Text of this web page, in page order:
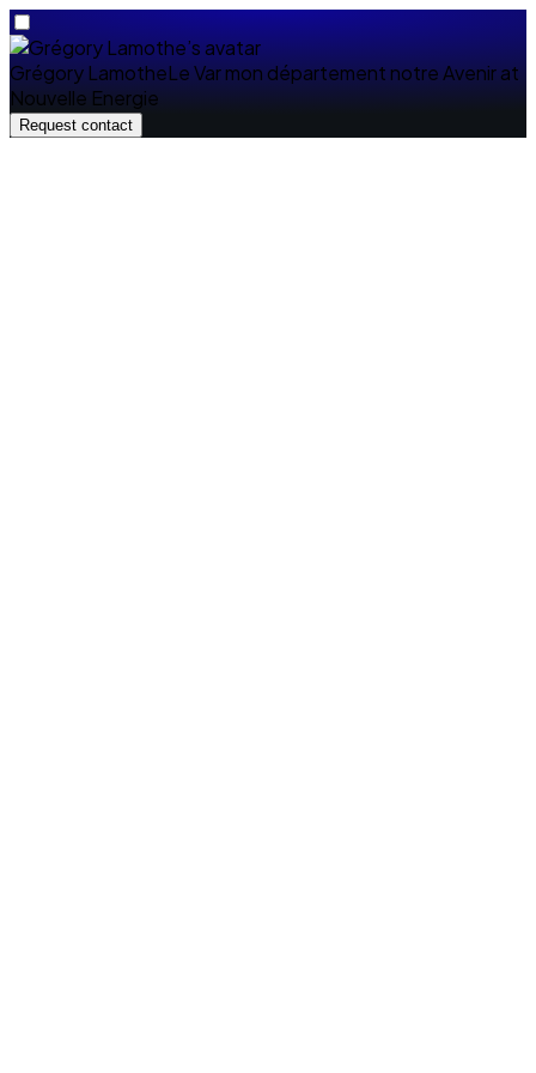
Grégory LamotheLe Var mon département notre Avenirat
Nouvelle Energie
Request contact